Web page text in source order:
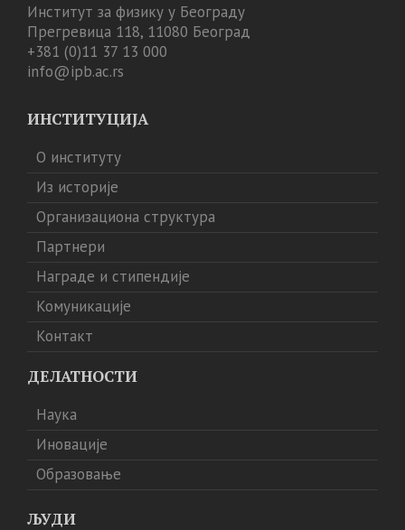
Институт за физику у Београду
Прегревица 118, 11080 Београд
+381 (0)11 37 13 000
info@ipb.ac.rs
ИНСТИТУЦИЈА
О институту
Из историје
Организациона структура
Партнери
Награде и стипендије
Комуникације
Контакт
ДЕЛАТНОСТИ
Наука
Иновације
Образовање
ЉУДИ